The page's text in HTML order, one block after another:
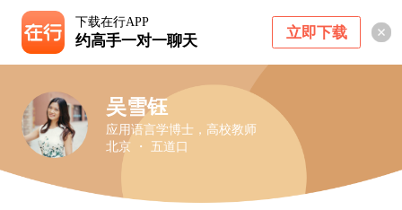
下载在行APP
约高手一对一聊天 立即下载
吴雪钰
应用语言学博士，高校教师
北京 ・ 五道口